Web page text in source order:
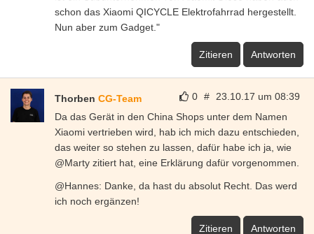
schon das Xiaomi QICYCLE Elektrofahrrad hergestellt.
Nun aber zum Gadget."
Zitieren Antworten
0 # 23.10.17 um 08:39
Thorben CG-Team
Da das Gerät in den China Shops unter dem Namen
Xiaomi vertrieben wird, hab ich mich dazu entschieden,
das weiter so stehen zu lassen, dafür habe ich ja, wie
@Marty zitiert hat, eine Erklärung dafür vorgenommen.
@Hannes: Danke, da hast du absolut Recht. Das werd
ich noch ergänzen!
Zitieren Antworten